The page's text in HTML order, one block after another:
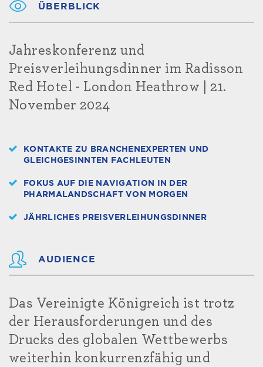
ÜBERBLICK
Jahreskonferenz und
Preisverleihungsdinner im Radisson
Red Hotel - London Heathrow | 21.
November 2024
KONTAKTE ZU BRANCHENEXPERTEN UND
GLEICHGESINNTEN FACHLEUTEN
FOKUS AUF DIE NAVIGATION IN DER
PHARMALANDSCHAFT VON MORGEN
JÄHRLICHES PREISVERLEIHUNGSDINNER
AUDIENCE
Das Vereinigte Königreich ist trotz
der Herausforderungen und des
Drucks des globalen Wettbewerbs
weiterhin konkurrenzfähig und